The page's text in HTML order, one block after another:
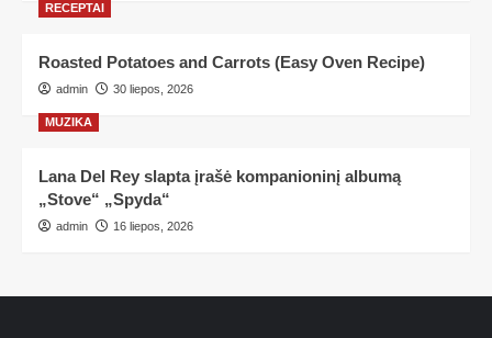
RECEPTAI
Roasted Potatoes and Carrots (Easy Oven Recipe)
admin 30 liepos, 2026
MUZIKA
Lana Del Rey slapta įrašė kompanioninį albumą
„Stove“ „Spyda“
admin 16 liepos, 2026